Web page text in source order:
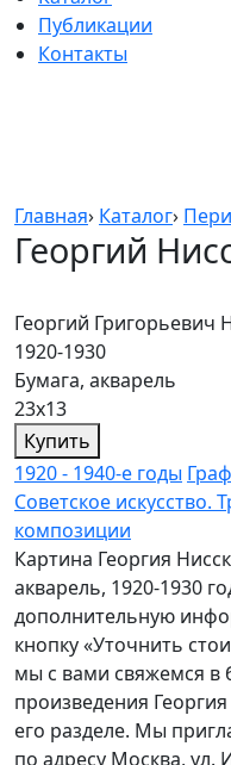
Публикации
Контакты
Главная› Каталог›
Георгий
Георгий Григорьевич
1920-1930
Бумага, акварель
23х13
Купить
1920 - 1940-е годы
Советское искусство.
композиции
Картина Георгия
акварель, 1920-1930
дополнительную
кнопку «Уточнить
мы с вами свяжемся
произведения
его разделе. Мы
по адресу Москва, ул.